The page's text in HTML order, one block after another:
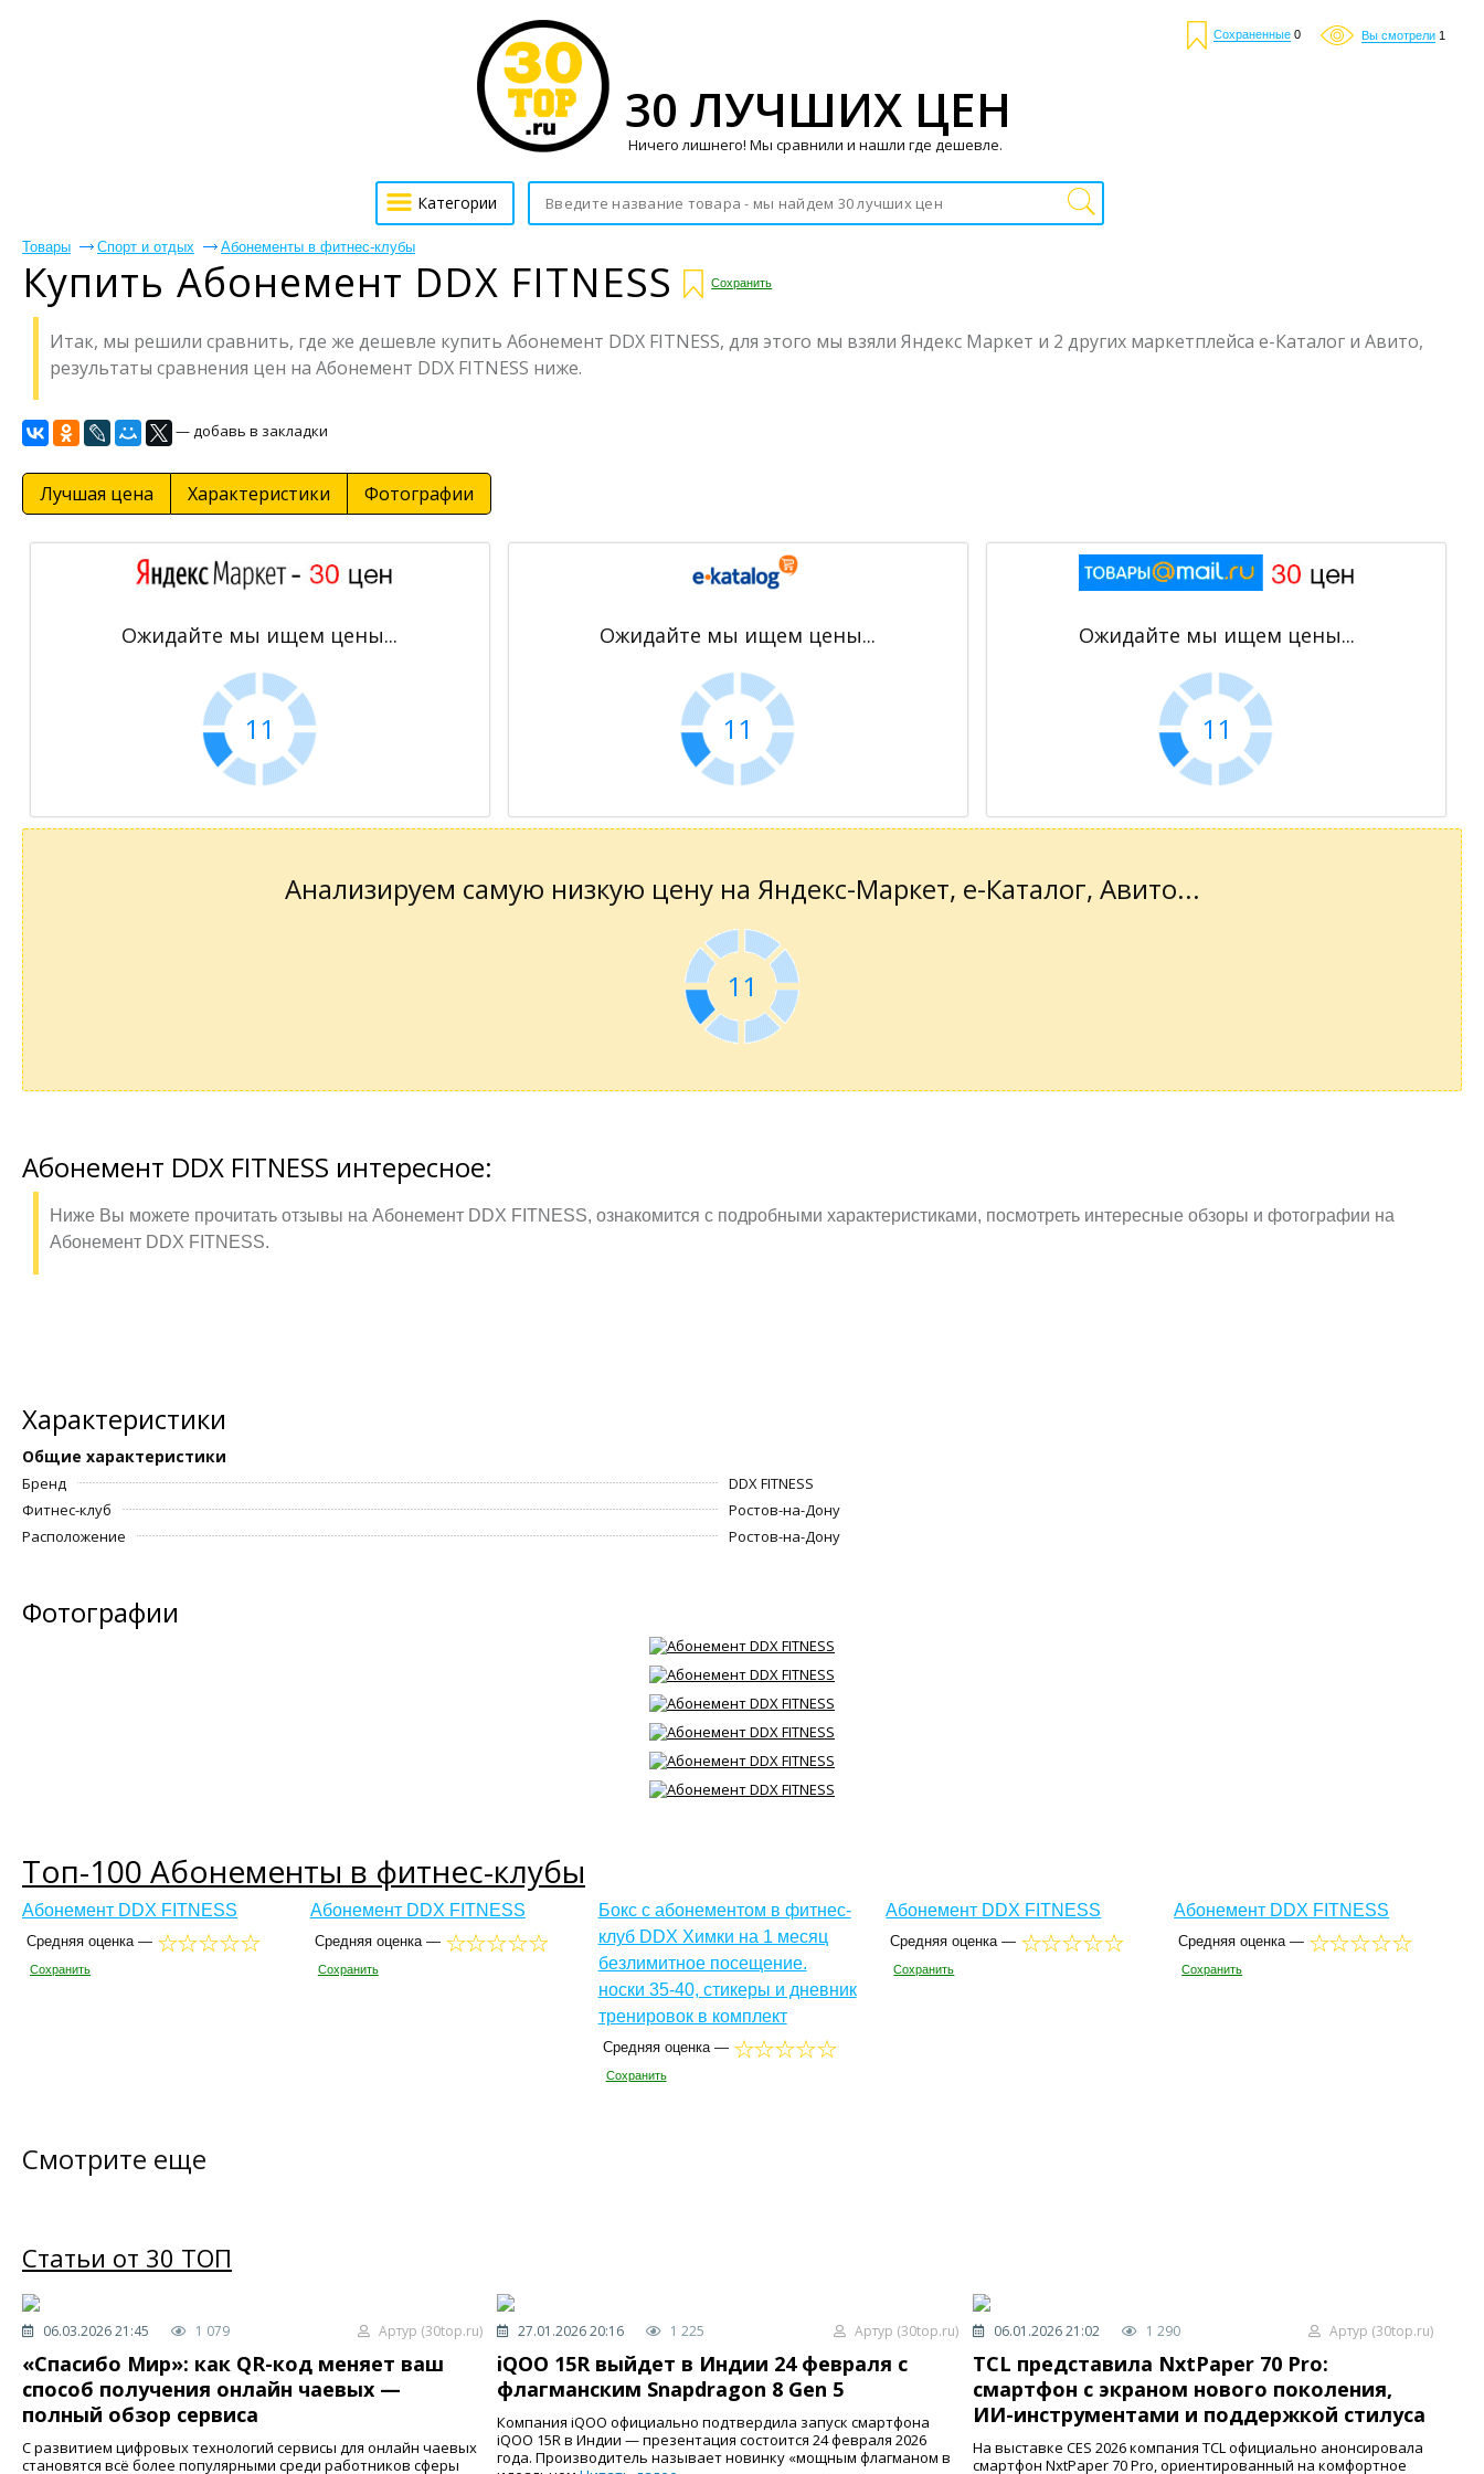
Сохраненные 0 Вы смотрели 1
Товары Спорт и отдых Абонементы в фитнес-клубы
Купить Абонемент DDX FITNESS Сохранить
Итак, мы решили сравнить, где же дешевле купить Абонемент DDX FITNESS, для этого мы взяли Яндекс Маркет и 2 других маркетплейса е-Каталог и Авито,
результаты сравнения цен на Абонемент DDX FITNESS ниже.
— добавь в закладки
Лучшая цена Характеристики Фотографии
Ожидайте мы ищем цены...
11
Ожидайте мы ищем цены...
11
Ожидайте мы ищем цены...
11
Анализируем самую низкую цену на Яндекс-Маркет, е-Каталог, Авито...
11
Абонемент DDX FITNESS интересное:
Ниже Вы можете прочитать отзывы на Абонемент DDX FITNESS, ознакомится с подробными характеристиками, посмотреть интересные обзоры и фотографии на
Абонемент DDX FITNESS.
Характеристики
Общие характеристики
Бренд
DDX FITNESS
Фитнес-клуб
Ростов-на-Дону
Расположение
Ростов-на-Дону
Фотографии
Топ-100 Абонементы в фитнес-клубы
Абонемент DDX FITNESS
Средняя оценка —
Сохранить
Абонемент DDX FITNESS
Средняя оценка —
Сохранить
Бокс с абонементом в фитнес-
клуб DDX Химки на 1 месяц
безлимитное посещение.
носки 35-40, стикеры и дневник
тренировок в комплект
Средняя оценка —
Сохранить
Абонемент DDX FITNESS
Средняя оценка —
Сохранить
Абонемент DDX FITNESS
Средняя оценка —
Сохранить
Смотрите еще
Статьи от 30 ТОП
06.03.2026 21:45 1 079 Артур (30top.ru)
«Спасибо Мир»: как QR-код меняет ваш
способ получения онлайн чаевых —
полный обзор сервиса
С развитием цифровых технологий сервисы для онлайн чаевых
становятся всё более популярными среди работников сферы
27.01.2026 20:16 1 225 Артур (30top.ru)
iQOO 15R выйдет в Индии 24 февраля с
флагманским Snapdragon 8 Gen 5
Компания iQOO официально подтвердила запуск смартфона
iQOO 15R в Индии — презентация состоится 24 февраля 2026
года. Производитель называет новинку «мощным флагманом в
06.01.2026 21:02 1 290 Артур (30top.ru)
TCL представила NxtPaper 70 Pro:
смартфон с экраном нового поколения,
ИИ-инструментами и поддержкой стилуса
На выставке CES 2026 компания TCL официально анонсировала
смартфон NxtPaper 70 Pro, ориентированный на комфортное
30 ЛУЧШИХ ЦЕН
Ничего лишнего! Мы сравнили и нашли где дешевле.
Категории